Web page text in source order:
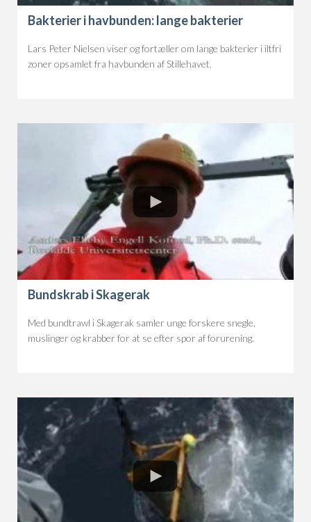
Bakterier i havbunden: lange bakterier
Lars Peter Nielsen viser og fortæller om lange bakterier i iltfri
zoner opsamlet fra havbunden af Stillehavet.
Bundskrab i Skagerak
Med bundtrawl i Skagerak samler unge forskere snegle,
muslinger og krabber for at se efter spor af forurening.